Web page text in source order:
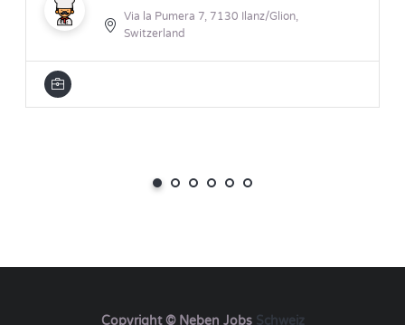
Via la Pumera 7, 7130 Ilanz/Glion,
Switzerland
Copyright © Neben Jobs Schweiz